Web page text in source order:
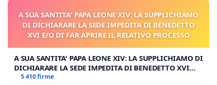
A SUA SANTITA' PAPA LEONE XIV: LA SUPPLICHIAMO
DI DICHIARARE LA SEDE IMPEDITA DI BENEDETTO
XVI E/O DI FAR APRIRE IL RELATIVO PROCESSO
A SUA SANTITA' PAPA LEONE XIV: LA SUPPLICHIAMO DI
DICHIARARE LA SEDE IMPEDITA DI BENEDETTO XVI
E/O DI FAR APRIRE IL RELATIVO PROCESSO
5 410 firme